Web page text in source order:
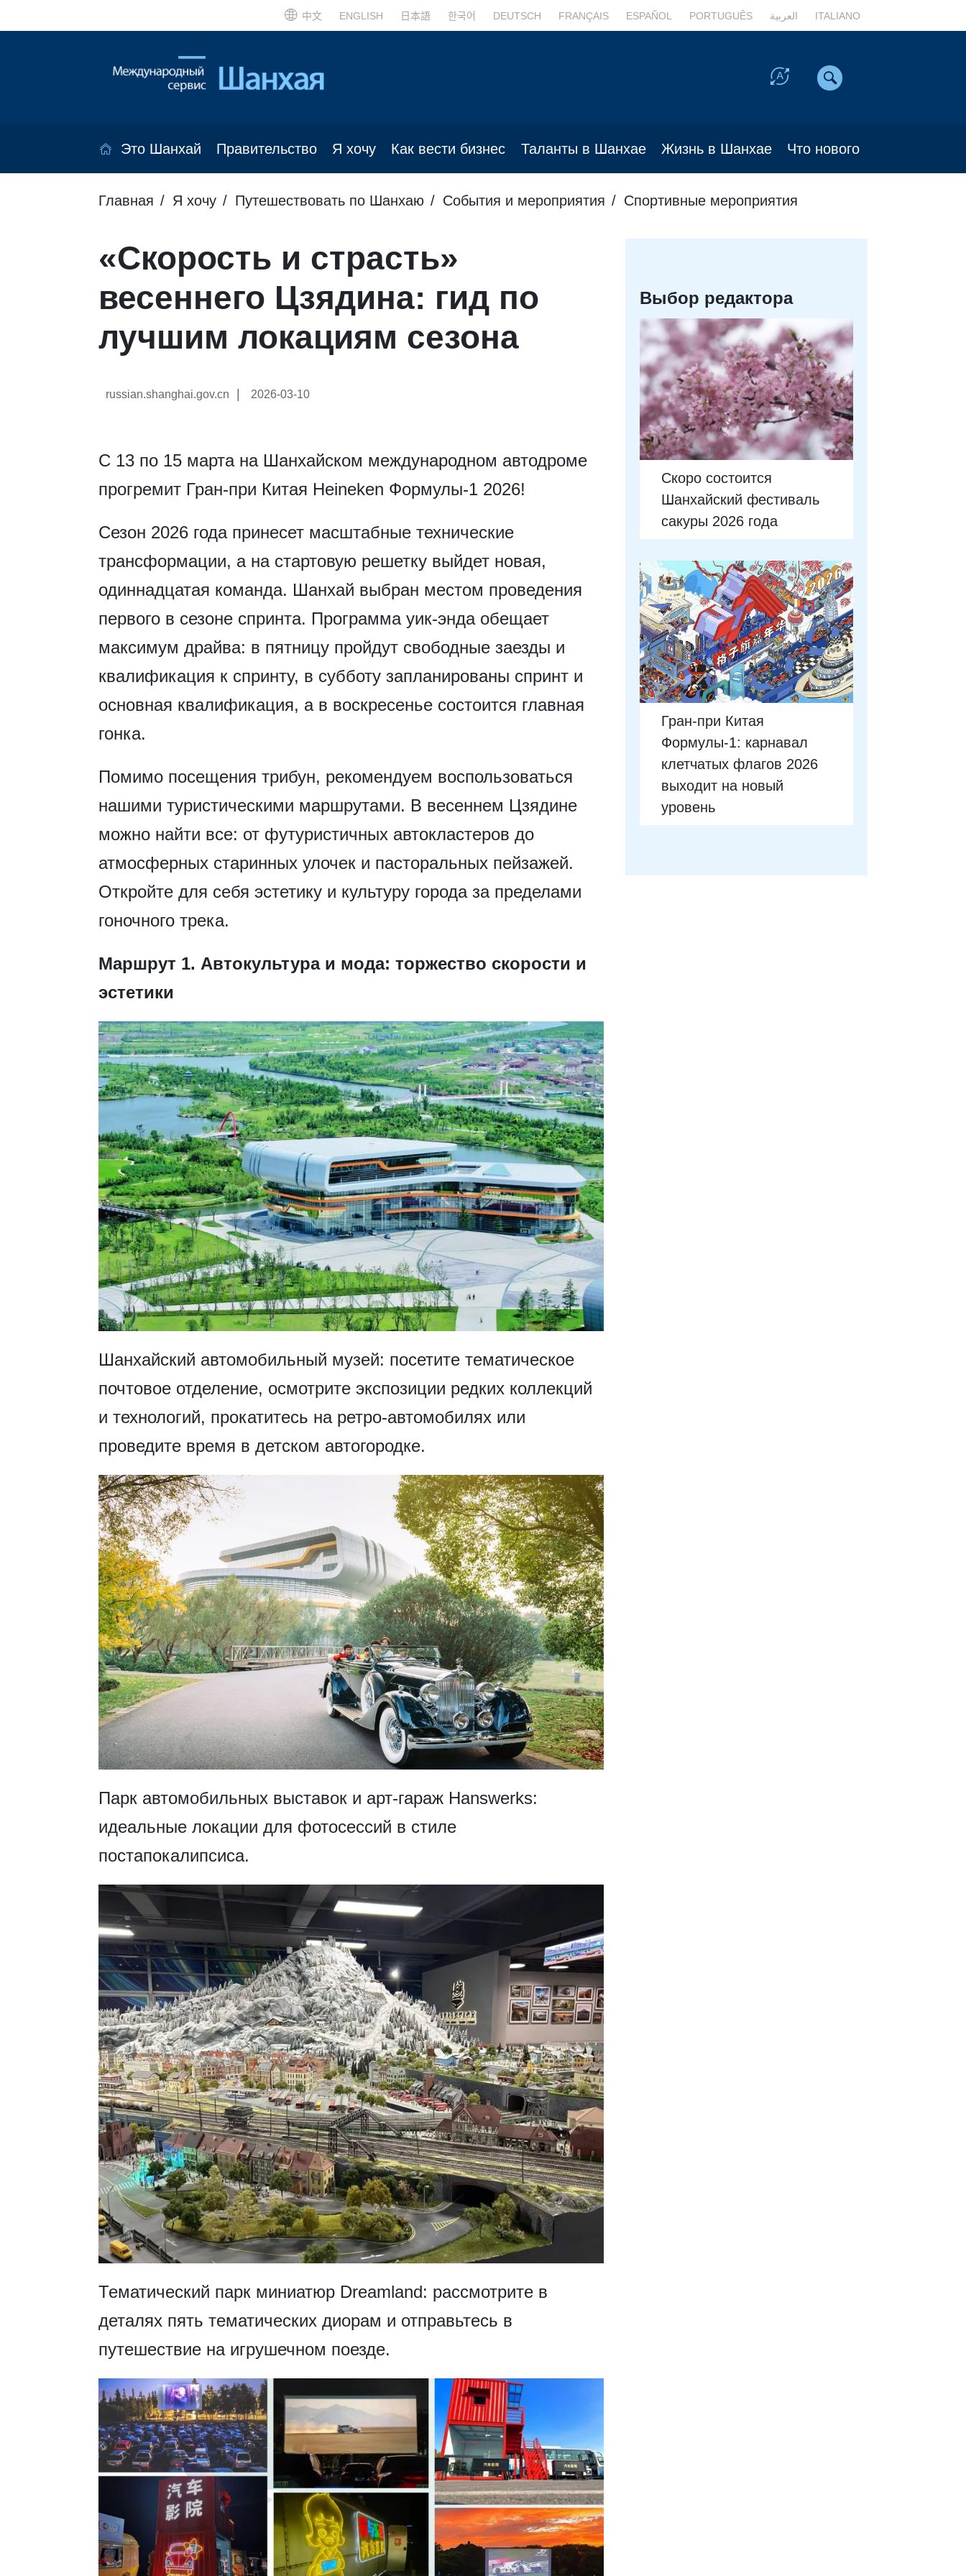
中文 ENGLISH 日本語 한국어 DEUTSCH FRANÇAIS ESPAÑOL PORTUGUÊS العربية ITALIANO
Это Шанхай Правительство Я хочу Как вести бизнес Таланты в Шанхае Жизнь в Шанхае Что нового
Главная Я хочу Путешествовать по Шанхаю События и мероприятия Спортивные мероприятия
«Скорость и страсть»
весеннего Цзядина: гид по
лучшим локациям сезона
russian.shanghai.gov.cn 2026-03-10
С 13 по 15 марта на Шанхайском международном автодроме
прогремит Гран-при Китая Heineken Формулы-1 2026!
Сезон 2026 года принесет масштабные технические
трансформации, а на стартовую решетку выйдет новая,
одиннадцатая команда. Шанхай выбран местом проведения
первого в сезоне спринта. Программа уик-энда обещает
максимум драйва: в пятницу пройдут свободные заезды и
квалификация к спринту, в субботу запланированы спринт и
основная квалификация, а в воскресенье состоится главная
гонка.
Помимо посещения трибун, рекомендуем воспользоваться
нашими туристическими маршрутами. В весеннем Цзядине
можно найти все: от футуристичных автокластеров до
атмосферных старинных улочек и пасторальных пейзажей.
Откройте для себя эстетику и культуру города за пределами
гоночного трека.
Маршрут 1. Автокультура и мода: торжество скорости и
эстетики
​Шанхайский автомобильный музей: посетите тематическое
почтовое отделение, осмотрите экспозиции редких коллекций
и технологий, прокатитесь на ретро-автомобилях или
проведите время в детском автогородке.
​Парк автомобильных выставок и арт-гараж Hanswerks:
идеальные локации для фотосессий в стиле
постапокалипсиса.
​Тематический парк миниатюр Dreamland: рассмотрите в
деталях пять тематических диорам и отправьтесь в
путешествие на игрушечном поезде.
Выбор редактора
Скоро состоится
Шанхайский фестиваль
сакуры 2026 года
Гран-при Китая
Формулы-1: карнавал
клетчатых флагов 2026
выходит на новый
уровень